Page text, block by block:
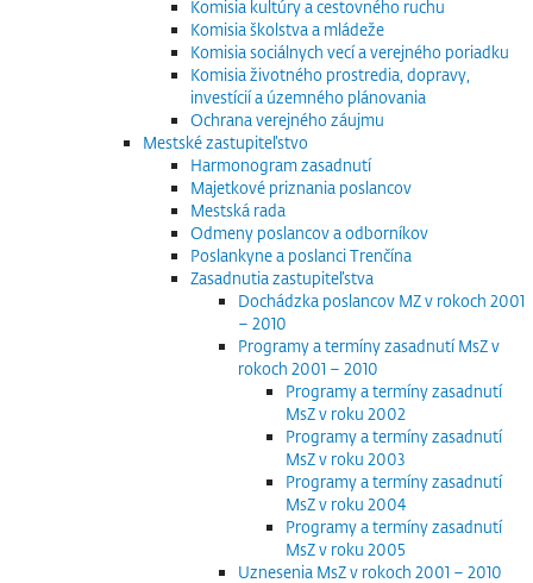
Komisia kultúry a cestovného ruchu
Komisia školstva a mládeže
Komisia sociálnych vecí a verejného poriadku
Komisia životného prostredia, dopravy,
investícií a územného plánovania
Ochrana verejného záujmu
Mestské zastupiteľstvo
Harmonogram zasadnutí
Majetkové priznania poslancov
Mestská rada
Odmeny poslancov a odborníkov
Poslankyne a poslanci Trenčína
Zasadnutia zastupiteľstva
Dochádzka poslancov MZ v rokoch 2001
– 2010
Programy a termíny zasadnutí MsZ v
rokoch 2001 – 2010
Programy a termíny zasadnutí
MsZ v roku 2002
Programy a termíny zasadnutí
MsZ v roku 2003
Programy a termíny zasadnutí
MsZ v roku 2004
Programy a termíny zasadnutí
MsZ v roku 2005
Uznesenia MsZ v rokoch 2001 – 2010